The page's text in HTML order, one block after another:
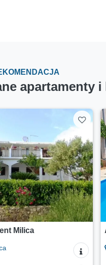
apartamenty
Zadro